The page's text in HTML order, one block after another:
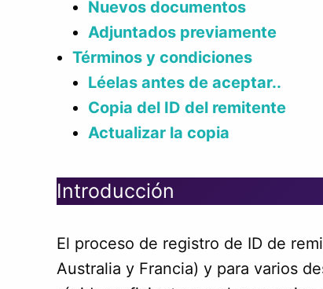
Nuevos documentos
Adjuntados previamente
Términos y condiciones
Léelas antes de aceptar..
Copia del ID del remitente
Actualizar la copia
Introducción
El proceso de registro de ID de
Australia y Francia) y para varios